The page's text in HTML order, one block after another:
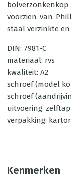
voorzien van
staal verzinkte
DIN: 7981-C
materiaal: rvs
kwaliteit: A2
schroef (model
schroef
uitvoering:
verpakking:
Kenmerken